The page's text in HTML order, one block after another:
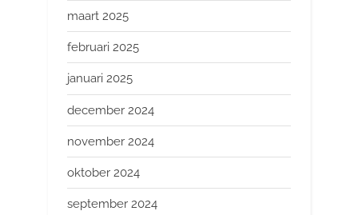
maart 2025
februari 2025
januari 2025
december 2024
november 2024
oktober 2024
september 2024